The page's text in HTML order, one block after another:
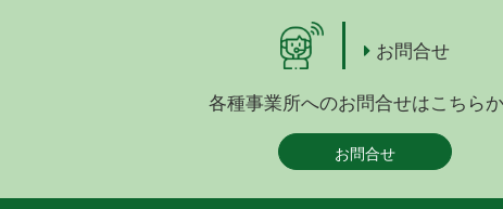
お問合せ
各種事業所へのお問合せはこちら
お問合せ